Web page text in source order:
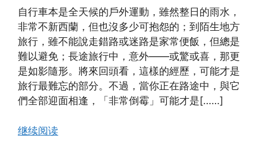
自行車本是全天候的戶外運動，雖然整日的雨水，
非常不新西蘭，但也沒多少可抱怨的；到陌生地方
旅行，雖不能說走錯路或迷路是家常便飯，但總是
難以避免；長途旅行中，意外——或驚或喜，那更
是如影隨形。將來回頭看，這樣的經歷，可能才是
旅行最難忘的部分。不過，當你正在路途中，與它
們全部迎面相逢，「非常倒霉」可能才是[……]
继续阅读